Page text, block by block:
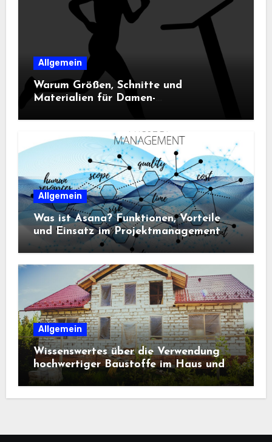
Allgemein
Warum Größen, Schnitte und
Materialien für Damen-
Allgemein
Was ist Asana? Funktionen, Vorteile
und Einsatz im Projektmanagement
Allgemein
Wissenswertes über die Verwendung
hochwertiger Baustoffe im Haus und
beim Hausbau